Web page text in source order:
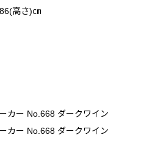
高さ)㎝
カー No.668 ダークワイン
カー No.668 ダークワイン